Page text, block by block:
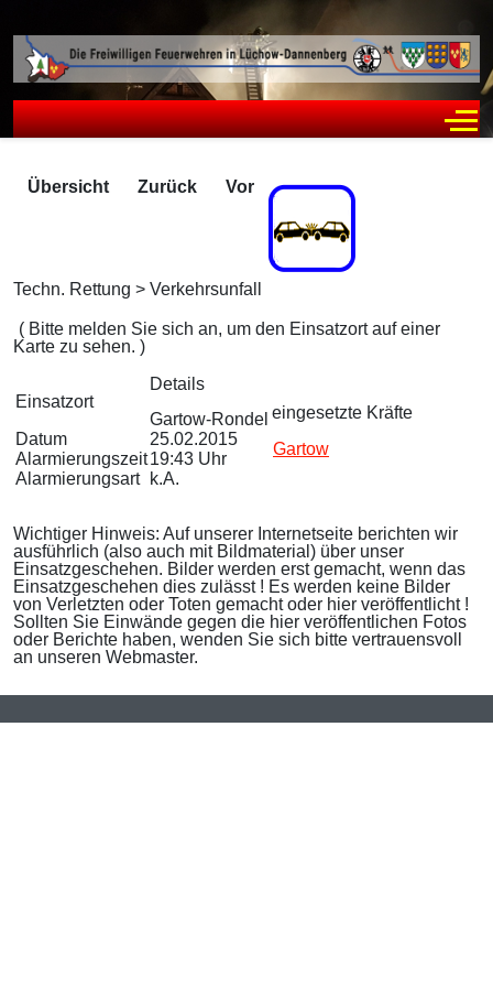
Übersicht Zurück Vor
Techn. Rettung > Verkehrsunfall
( Bitte melden Sie sich an, um den Einsatzort auf einer
Karte zu sehen. )
Einsatzort
Details
Gartow-Rondel
Datum
25.02.2015
Alarmierungszeit19:43 Uhr
Alarmierungsart
k.A.
eingesetzte Kräfte
Gartow
Wichtiger Hinweis: Auf unserer Internetseite berichten wir
ausführlich (also auch mit Bildmaterial) über unser
Einsatzgeschehen. Bilder werden erst gemacht, wenn das
Einsatzgeschehen dies zulässt ! Es werden keine Bilder
von Verletzten oder Toten gemacht oder hier veröffentlicht !
Sollten Sie Einwände gegen die hier veröffentlichen Fotos
oder Berichte haben, wenden Sie sich bitte vertrauensvoll
an unseren Webmaster.